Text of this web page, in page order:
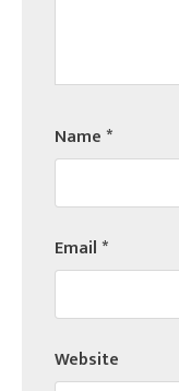
Name*
Email*
Website